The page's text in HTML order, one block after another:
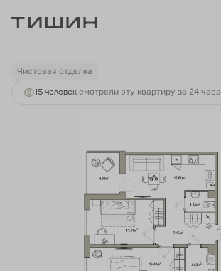
2-комнатная55.6 м
Ипотекаот 37 276 руб.
Чистовая отделка
15 человек смотрели эту квартиру за 24 часа